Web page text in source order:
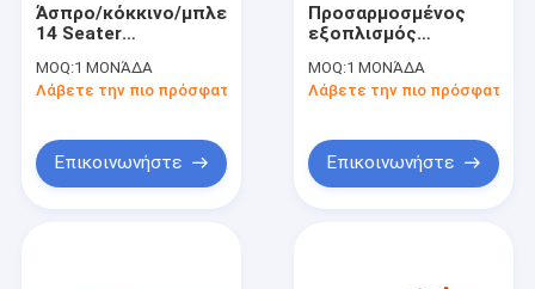
Άσπρο/κόκκινο/μπλε
14 Seater
λεωφορείο Drive
λεωφορείων σωστό/
ζωγραφική PPG
MOQ:1 ΜΟΝΆΔΑ
Λάβετε την πιο πρόσφατη τιμή
Επικοινωνήστε
Προσαρμοσμένος
εξοπλισμός
λεωφορείων
επιβατών
επιβατών
MOQ:1 ΜΟΝΆΔΑ
Λάβετε την πιο πρόσφατη
Επικοινωνήστε